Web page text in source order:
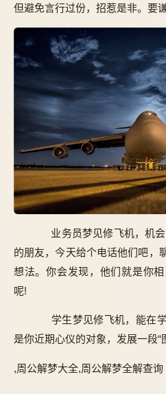
但避免言行过份，招惹是非。要
业务员梦见修飞机，机会
的朋友，今天给个电话他们吧，
想法。你会发现，他们就是你
呢!
学生梦见修飞机，能在学
是你近期心仪的对象，发展一段“
,周公解梦大全,周公解梦全解查询